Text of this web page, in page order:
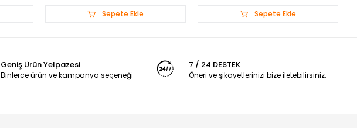
Sepete Ekle Sepete Ekle
Geniş Ürün Yelpazesi
Binlerce ürün ve kampanya seçeneği
7 / 24 DESTEK
Öneri ve şikayetlerinizi bize iletebilirsiniz.